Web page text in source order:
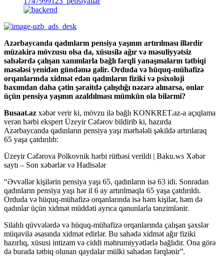
Azərbaycanda qadınların pensiya yaşının artırılması illərdir
müzakirə mövzusu olsa da, xüsusilə ağır və məsuliyyətsiz
sahələrdə çalışan xanımlarla bağlı fərqli yanaşmaların tətbiqi
məsələsi yenidən gündəmə gəlir. Orduda və hüquq-mühafizə
orqanlarında xidmət edən qadınların fiziki və psixoloji
baxımdan daha çətin şəraitdə çalışdığı nəzərə alınarsa, onlar
üçün pensiya yaşının azaldılması mümkün ola bilərmi?
Busaat.az xəbər verir ki, mövzu ilə bağlı KONKRET.az-a açıqlama
verən hərbi ekspert Üzeyir Cəfərov bildirib ki, hazırda
Azərbaycanda qadınların pensiya yaşı mərhələli şəkildə artırılaraq
65 yaşa çatdırılıb:
Üzeyir Cəfərova Polkovnik hərbi rütbəsi verildi | Baku.ws Xəbər
saytı – Son xəbərlər və Hadisələr
“Əvvəllər kişilərin pensiya yaşı 65, qadınların isə 63 idi. Sonradan
qadınların pensiya yaşı hər il 6 ay artırılmaqla 65 yaşa çatdırıldı.
Orduda və hüquq-mühafizə orqanlarında isə həm kişilər, həm də
qadınlar üçün xidmət müddəti ayrıca qanunlarla tənzimlənir.
Silahlı qüvvələrdə və hüquq-mühafizə orqanlarında çalışan şəxslər
müqavilə əsasında xidmət edirlər. Bu sahədə xidmət ağır fiziki
hazırlıq, xüsusi intizam və ciddi məhrumiyyətlərlə bağlıdır. Ona görə
də burada tətbiq olunan qaydalar mülki sahədən fərqlənir”.